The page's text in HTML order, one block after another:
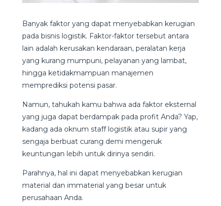
Banyak faktor yang dapat menyebabkan kerugian
pada bisnis logistik. Faktor-faktor tersebut antara
lain adalah kerusakan kendaraan, peralatan kerja
yang kurang mumpuni, pelayanan yang lambat,
hingga ketidakmampuan manajemen
memprediksi potensi pasar.
Namun, tahukah kamu bahwa ada faktor eksternal
yang juga dapat berdampak pada profit Anda? Yap,
kadang ada oknum staff logistik atau supir yang
sengaja berbuat curang demi mengeruk
keuntungan lebih untuk dirinya sendiri.
Parahnya, hal ini dapat menyebabkan kerugian
material dan immaterial yang besar untuk
perusahaan Anda.